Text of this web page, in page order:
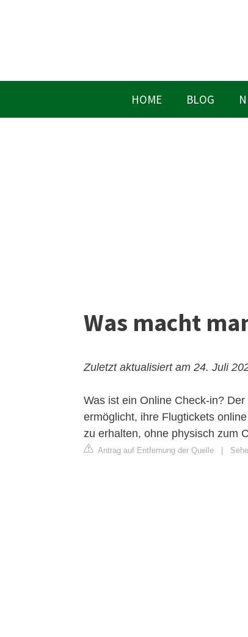
HOME BLOG
Was macht
Zuletzt aktualisiert am 24. Juli
Was ist ein Online Check-in?
ermöglicht, ihre Flugtickets
zu erhalten, ohne physisch zum
Antrag auf Entfernung der Quelle